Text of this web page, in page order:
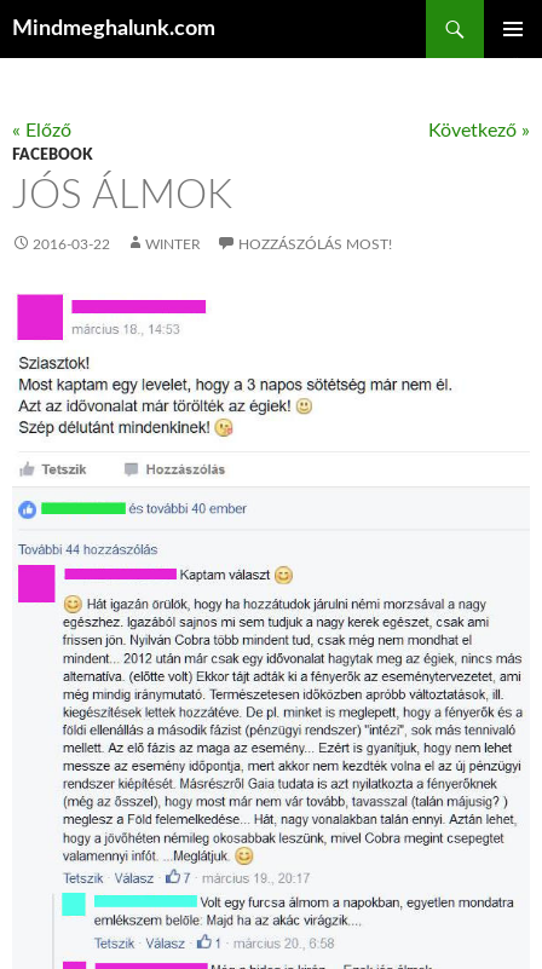
Mindmeghalunk.com
« Előző Következő »
FACEBOOK
JÓS ÁLMOK
2016-03-22 WINTER HOZZÁSZÓLÁS MOST!